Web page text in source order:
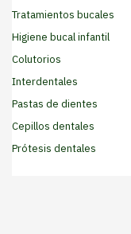
Tratamientos bucales
Higiene bucal infantil
Colutorios
Interdentales
Pastas de dientes
Cepillos dentales
Prótesis dentales